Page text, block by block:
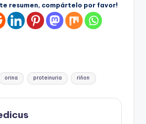
resumen, compártelo por favor!
orina proteinuria riñon